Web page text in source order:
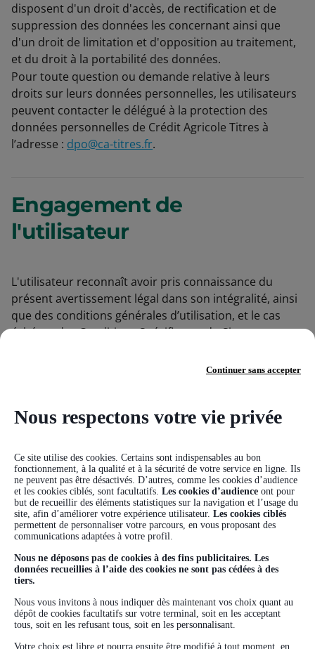
disposent d'un droit d'accès, de rectification et de
suppression des données les concernant ainsi que
d'un droit de limitation et d'opposition au traitement,
et du droit à la portabilité des données.
Pour toute question ou demande relative à leurs
droits sur leurs données personnelles, les utilisateurs
peuvent contacter le délégué à la protection des
données personnelles de Crédit Agricole Titres à
l’adresse : dpo@ca-titres.fr.
Engagement de
l'utilisateur
L'utilisateur reconnaît avoir pris connaissance du
présent avertissement légal dans son intégralité, ainsi
que des conditions générales d’utilisation, et le cas
échéant des Conditions Spécifiques, du Site et
Droit et langue du site
Ce Site a pour langue officielle le français. L’utilisation
du Site en tant que tel, ainsi que toutes les activités qui
peuvent être développées sur le Site sont régies par le
droit français.
Nous respectons votre vie privée
Ce site utilise des cookies. Certains sont indispensables au bon
fonctionnement, à la qualité et à la sécurité de votre service en ligne. Ils
ne peuvent pas être désactivés. D’autres, comme les cookies d’audience
et les cookies ciblés, sont facultatifs. Les cookies d’audience ont pour
but de recueillir des éléments statistiques sur la navigation et l’usage du
site, afin d’améliorer votre expérience utilisateur. Les cookies ciblés
permettent de personnaliser votre parcours, en vous proposant des
communications adaptées à votre profil.
Nous ne déposons pas de cookies à des fins publicitaires. Les
données recueillies à l’aide des cookies ne sont pas cédées à des
tiers.
Nous vous invitons à nous indiquer dès maintenant vos choix quant au
dépôt de cookies facultatifs sur votre terminal, soit en les acceptant
tous, soit en les refusant tous, soit en les personnalisant.
Votre choix est libre et pourra ensuite être modifié à tout moment, en
Continuer sans accepter